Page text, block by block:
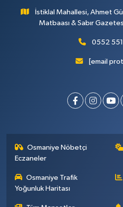
İstiklal Mahallesi, Ahmet
Matbaası & Sabır
0552
[email
Osmaniye Nöbetçi
Eczaneler
Osmaniye Trafik
Yoğunluk Haritası